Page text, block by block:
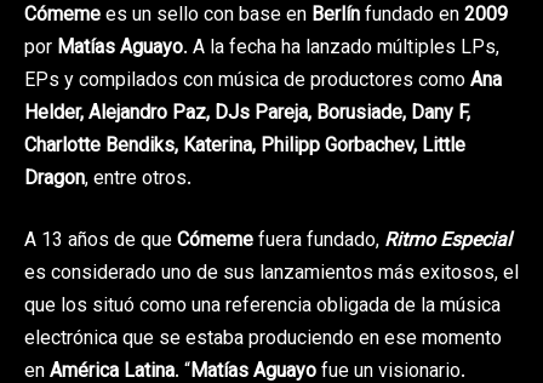
Cómemees un sello con base en Berlínfundado en2009
por Matías Aguayo. A la fecha ha lanzado múltiples LPs,
EPs y compilados con música de productores comoAna
Helder, Alejandro Paz, DJs Pareja, Borusiade, Dany F,
Charlotte Bendiks, Katerina, Philipp Gorbachev, Little
Dragon, entre otros.
A 13 años de queCómemefuera fundado, Ritmo Especial
es considerado uno de sus lanzamientos más exitosos, el
que los situó como una referencia obligada de la música
electrónica que se estaba produciendo en ese momento
enAmérica Latina. “Matías Aguayofue un visionario.